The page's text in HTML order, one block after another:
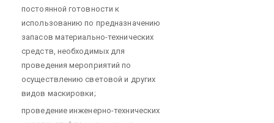
постоянной готовности к
использованию по предназначению
запасов материально-технических
средств, необходимых для
проведения мероприятий по
осуществлению световой и других
видов маскировки;
проведение инженерно-технических